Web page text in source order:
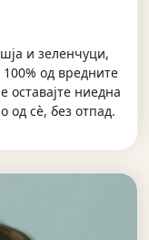
и зеленчуци,
од вредните
оставајте ниедна
од сѐ, без отпад.